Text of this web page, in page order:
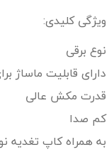
ویژگی کلیدی:
نوع برقی
دارای قابلیت ماساژ
قدرت مکش عالی
کم صدا
به همراه کاپ تغدیه